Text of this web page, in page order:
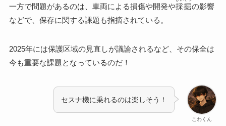
一方で問題があるのは、車両による損傷や開発や採掘の影響
などで、保存に関する課題も指摘されている。
2025年には保護区域の見直しが議論されるなど、その保全は
今も重要な課題となっているのだ！
こわくん
セスナ機に乗れるのは楽しそう！